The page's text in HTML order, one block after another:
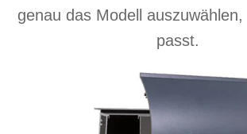
genau das Modell
passt.